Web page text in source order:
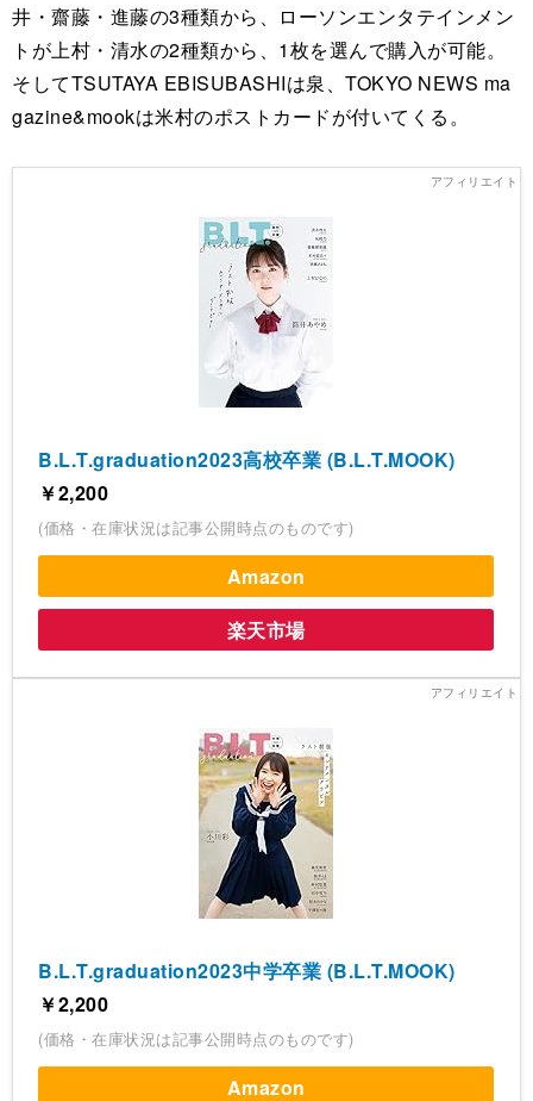
井・齋藤・進藤の3種類から、ローソンエンタテインメン
トが上村・清水の2種類から、1枚を選んで購入が可能。
そしてTSUTAYA EBISUBASHIは泉、TOKYO NEWS ma
gazine&mookは米村のポストカードが付いてくる。
B.L.T.graduation2023高校卒業 (B.L.T.MOOK)
￥2,200
(価格・在庫状況は記事公開時点のものです)
Amazon
楽天市場
B.L.T.graduation2023中学卒業 (B.L.T.MOOK)
￥2,200
(価格・在庫状況は記事公開時点のものです)
Amazon